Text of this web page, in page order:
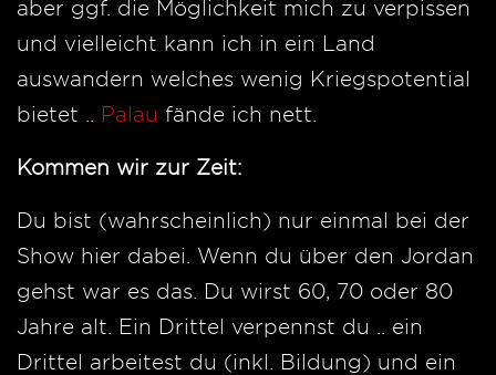
aber ggf. die Möglichkeit mich zu verpissen
und vielleicht kann ich in ein Land
auswandern welches wenig Kriegspotential
bietet .. Palau fände ich nett.
Kommen wir zur Zeit:
Du bist (wahrscheinlich) nur einmal bei der
Show hier dabei. Wenn du über den Jordan
gehst war es das. Du wirst 60, 70 oder 80
Jahre alt. Ein Drittel verpennst du .. ein
Drittel arbeitest du (inkl. Bildung) und ein